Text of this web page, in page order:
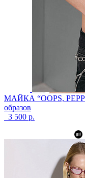
МАЙКА “OOPS,
образов
3 500 р.